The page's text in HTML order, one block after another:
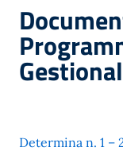
Determina n. 1